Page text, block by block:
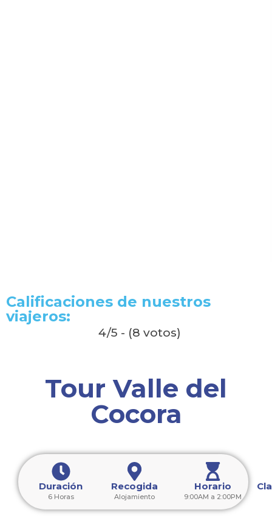
Calificaciones de nuestros
viajeros:
4/5 - (8 votos)
Tour Valle del
Cocora
Duración
6 Horas
Recogida
Alojamiento
Horario
9:00AM a 2:00PM